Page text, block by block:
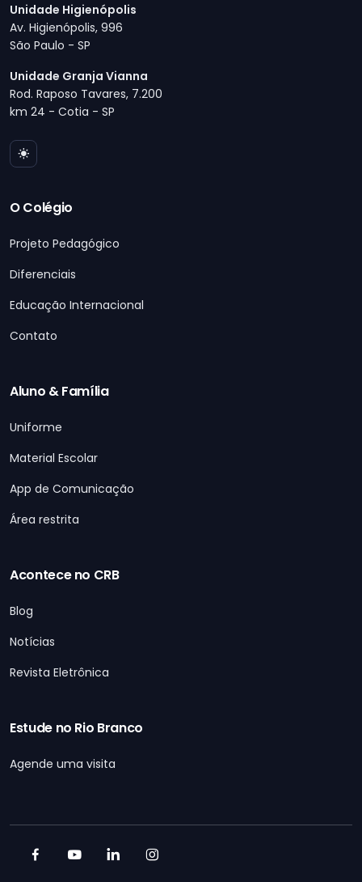
Unidade Higienópolis
Av. Higienópolis, 996
São Paulo - SP
Unidade Granja Vianna
Rod. Raposo Tavares, 7.200
km 24 - Cotia - SP
O Colégio
Projeto Pedagógico
Diferenciais
Educação Internacional
Contato
Aluno & Família
Uniforme
Material Escolar
App de Comunicação
Área restrita
Acontece no CRB
Blog
Notícias
Revista Eletrônica
Estude no Rio Branco
Agende uma visita